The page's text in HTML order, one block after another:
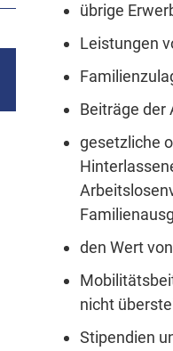
übrige
Leistungen
Beiträge der
gesetzliche
den Wert
nicht
Stipendien